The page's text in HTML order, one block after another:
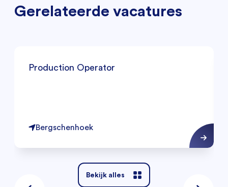
Gerelateerde vacatures
Production Operator
Bergschenhoek
Bekijk alles